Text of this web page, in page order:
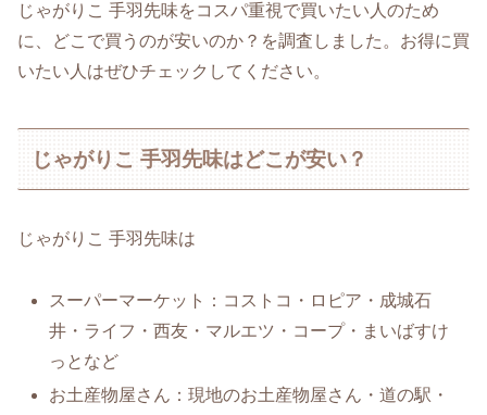
じゃがりこ 手羽先味をコスパ重視で買いたい人のため
に、どこで買うのが安いのか？を調査しました。お得に買
いたい人はぜひチェックしてください。
じゃがりこ 手羽先味はどこが安い？
じゃがりこ 手羽先味は
スーパーマーケット：コストコ・ロピア・成城石
井・ライフ・西友・マルエツ・コープ・まいばすけ
っとなど
お土産物屋さん：現地のお土産物屋さん・道の駅・